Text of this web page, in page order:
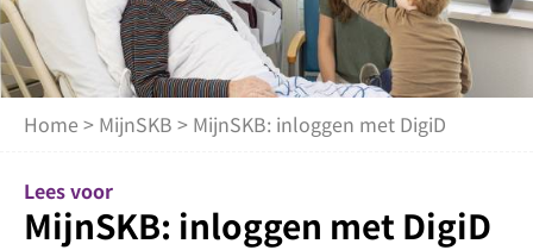
Home > MijnSKB > MijnSKB: inloggen met DigiD
Lees voor
MijnSKB: inloggen met DigiD